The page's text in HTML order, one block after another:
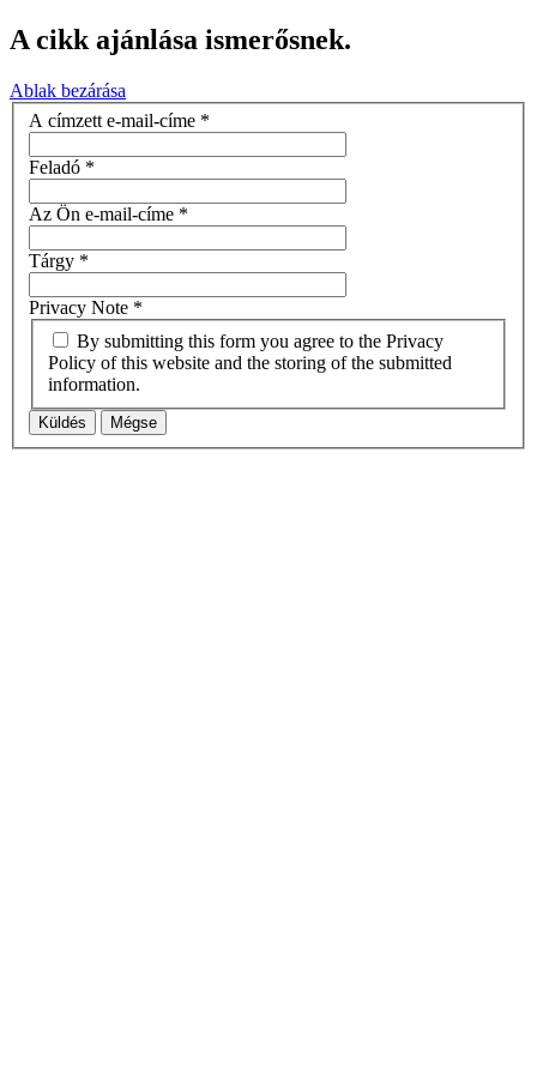
A cikk ajánlása ismerősnek.
Ablak bezárása
A címzett e-mail-címe *
Feladó *
Az Ön e-mail-címe *
Tárgy *
Privacy Note *
Policy of this website and the storing of the submitted
information.
Küldés Mégse